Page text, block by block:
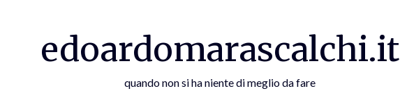
edoardomarascalchi.it
quando non si ha niente di meglio da fare